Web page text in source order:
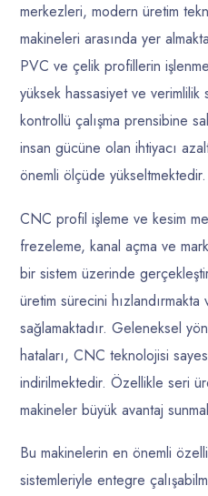
merkezleri, modern üretim
makineleri arasında yer
PVC ve çelik profillerin
yüksek hassasiyet ve verimlilik
kontrollü çalışma prensibine
insan gücüne olan ihtiyacı
önemli ölçüde yükseltmektedir.
CNC profil işleme ve kesim
frezeleme, kanal açma ve
bir sistem üzerinde
üretim sürecini
sağlamaktadır. Geleneksel
hataları, CNC teknolojisi
indirilmektedir. Özellikle seri
makineler büyük avantaj
Bu makinelerin en önemli
sistemleriyle entegre